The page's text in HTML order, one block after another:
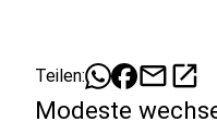
Teilen: mailopen_in_new
Modeste